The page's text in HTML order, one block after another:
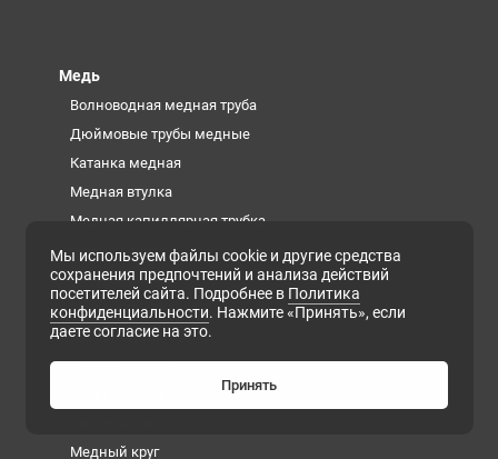
Медь
Волноводная медная труба
Дюймовые трубы медные
Катанка медная
Медная втулка
Медная капиллярная трубка
Медная лента
Медная полоса
Медная проволока
Медная труба
Медная фольга
Медный круг
Мы используем файлы cookie и другие средства
сохранения предпочтений и анализа действий
посетителей сайта. Подробнее в Политика
конфиденциальности. Нажмите «Принять», если
даете согласие на это.
Принять